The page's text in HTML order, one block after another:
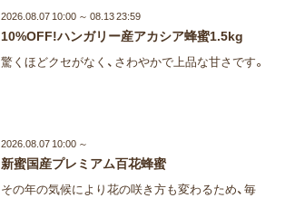
2026.08.07 10:00 ～ 08.13 23:59
10%OFF!ハンガリー産アカシア蜂蜜1.5kg
驚くほどクセがなく、さわやかで上品な甘さです。
2026.08.07 10:00 ～
新蜜国産プレミアム百花蜂蜜
その年の気候により花の咲き方も変わるため、毎